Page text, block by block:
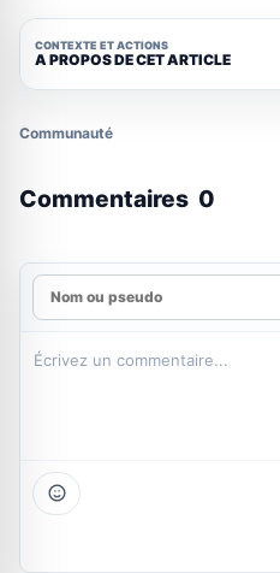
CONTEXTE ET ACTIONS
A PROPOS DE CET ARTICLE
Communauté
Commentaires 0